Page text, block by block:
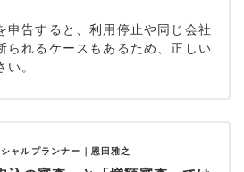
申告すると、利用停止や同じ会社
られるケースもあるため、正しい
。
ャルプランナー｜ 恩田雅之